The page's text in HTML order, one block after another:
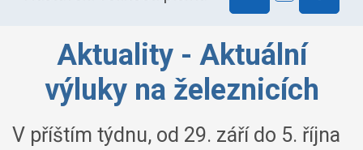
Aktuality - Aktuální
výluky na železnicích
V příštím týdnu, od 29. září do 5. října